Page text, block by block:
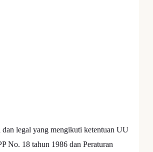
legal yang mengikuti ketentuan UU
No. 18 tahun 1986 dan Peraturan